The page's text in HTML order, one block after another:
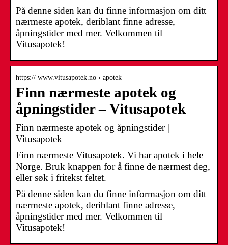
På denne siden kan du finne informasjon om ditt
nærmeste apotek, deriblant finne adresse,
åpningstider med mer. Velkommen til
Vitusapotek!
https:// www.vitusapotek.no › apotek
Finn nærmeste apotek og
åpningstider – Vitusapotek
Finn nærmeste apotek og åpningstider |
Vitusapotek
Finn nærmeste Vitusapotek. Vi har apotek i hele
Norge. Bruk knappen for å finne de nærmest deg,
eller søk i fritekst feltet.
På denne siden kan du finne informasjon om ditt
nærmeste apotek, deriblant finne adresse,
åpningstider med mer. Velkommen til
Vitusapotek!